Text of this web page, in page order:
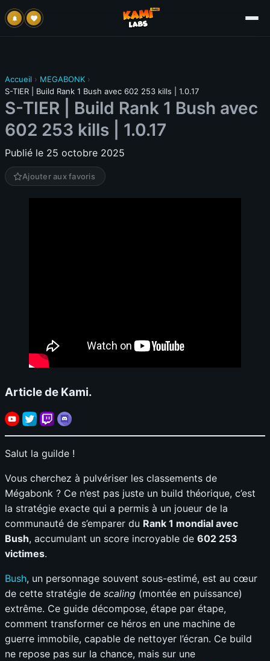
Accueil › MEGABONK ›
S-TIER | Build Rank 1 Bush avec 602 253 kills | 1.0.17
S-TIER | Build Rank 1 Bush avec
602 253 kills | 1.0.17
Publié le 25 octobre 2025
Ajouter aux favoris
Article de Kami.
Salut la guilde !
Vous cherchez à pulvériser les classements de
Mégabonk ? Ce n’est pas juste un build théorique, c’est
la stratégie exacte qui a permis à un joueur de la
communauté de s’emparer du Rank 1 mondial avec
Bush, accumulant un score incroyable de 602 253
victimes.
Bush, un personnage souvent sous-estimé, est au cœur
de cette stratégie de scaling (montée en puissance)
extrême. Ce guide décompose, étape par étape,
comment transformer ce héros en une machine de
guerre immobile, capable de nettoyer l’écran. Ce build
ne repose pas sur la chance, mais sur une